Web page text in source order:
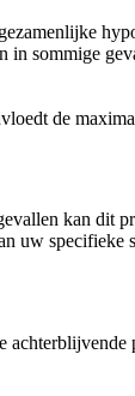
in sommige
de
kan dit
uw specifieke